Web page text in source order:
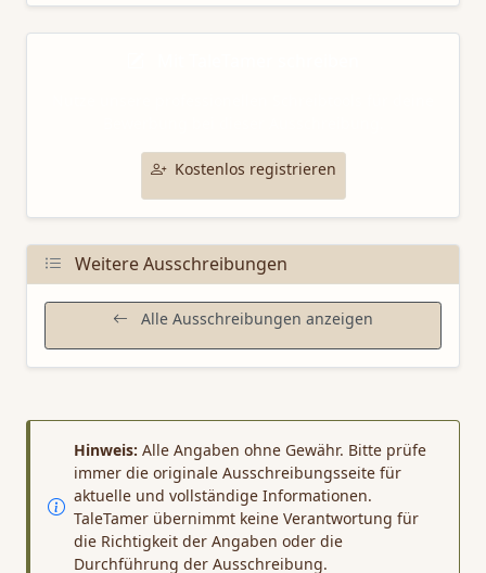
Kostenlos registrieren
Weitere Ausschreibungen
Alle Ausschreibungen anzeigen
Hinweis: Alle Angaben ohne Gewähr. Bitte prüfe
immer die originale Ausschreibungsseite für
aktuelle und vollständige Informationen.
TaleTamer übernimmt keine Verantwortung für
die Richtigkeit der Angaben oder die
Durchführung der Ausschreibung.